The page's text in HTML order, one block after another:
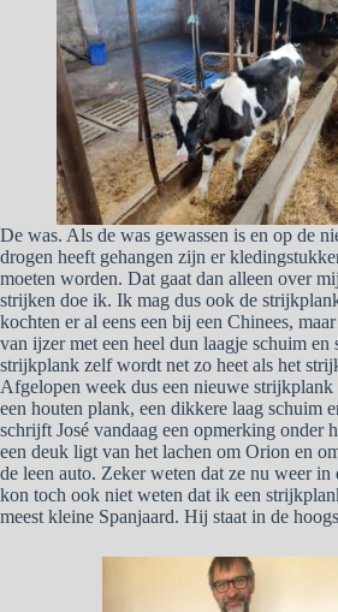
De was. Als de was gewassen is en op de
drogen heeft gehangen zijn er
moeten worden. Dat gaat dan alleen over
strijken doe ik. Ik mag dus ook de
kochten er al eens een bij een Chinees,
van ijzer met een heel dun laagje schuim en
strijkplank zelf wordt net zo heet als het
Afgelopen week dus een nieuwe strijkplank
een houten plank, een dikkere laag schuim
schrijft José vandaag een opmerking onder
een deuk ligt van het lachen om Orion en
de leen auto. Zeker weten dat ze nu weer
kon toch ook niet weten dat ik een
meest kleine Spanjaard. Hij staat in de